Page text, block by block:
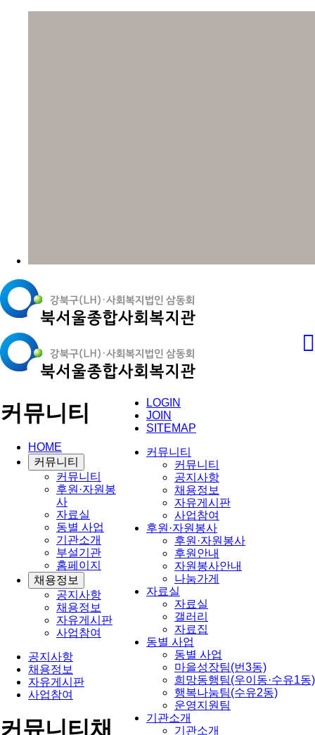
LOGIN
JOIN
SITEMAP
커뮤니티
커뮤니티
공지사항
채용정보
자유게시판
사업참여
후원·자원봉사
후원·자원봉사
후원안내
자원봉사안내
나눔가게
자료실
자료실
갤러리
자료집
동별 사업
동별 사업
마을성장팀(번3동)
희망동행팀(우이동·수유1동)
행복나눔팀(수유2동)
운영지원팀
기관소개
기관소개
커뮤니티
HOME
커뮤니티
커뮤니티
후원·자원봉
사
자료실
동별 사업
기관소개
부설기관
홈페이지
채용정보
공지사항
채용정보
자유게시판
사업참여
공지사항
채용정보
자유게시판
사업참여
커뮤니티채